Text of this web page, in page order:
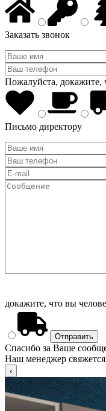
Заказать звонок
Пожалуйста, докажите,
Письмо директору
докажите, что вы
Спасибо за Ваше
Наш менеджер